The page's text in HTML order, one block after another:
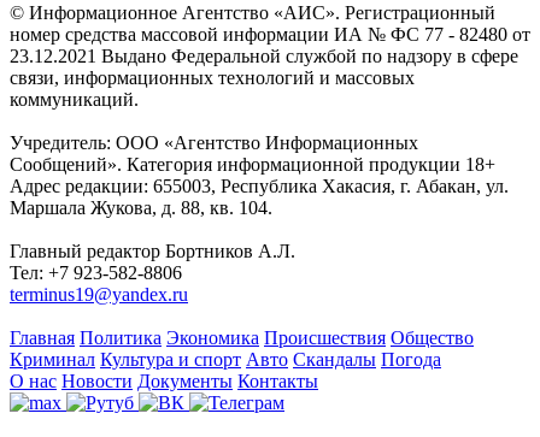
© Информационное Агентство «АИС». Регистрационный
номер средства массовой информации ИА № ФС 77 - 82480 от
23.12.2021 Выдано Федеральной службой по надзору в сфере
связи, информационных технологий и массовых
коммуникаций.
Учредитель: ООО «Агентство Информационных
Сообщений». Категория информационной продукции 18+
Адрес редакции: 655003, Республика Хакасия, г. Абакан, ул.
Маршала Жукова, д. 88, кв. 104.
Главный редактор Бортников А.Л.
Тел: +7 923-582-8806
terminus19@yandex.ru
Главная Политика Экономика Происшествия Общество
Криминал Культура и спорт Авто Скандалы Погода
О нас Новости Документы Контакты